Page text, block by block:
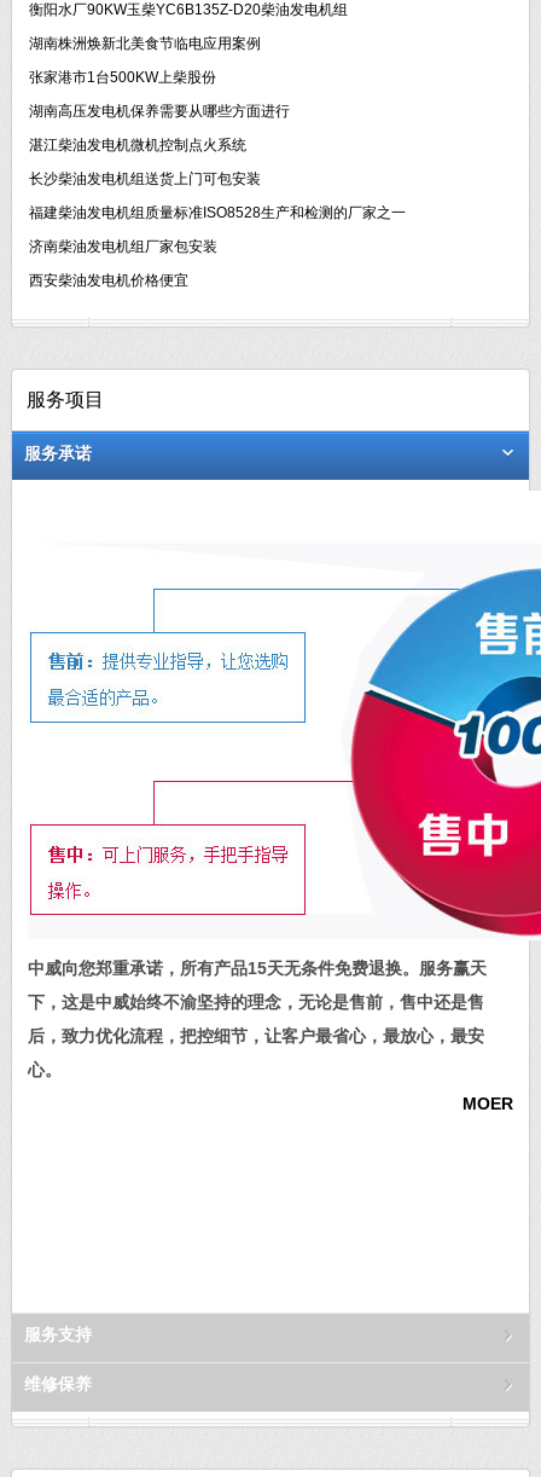
衡阳水厂90KW玉柴YC6B135Z-D20柴油发电机组
湖南株洲焕新北美食节临电应用案例
张家港市1台500KW上柴股份
湖南高压发电机保养需要从哪些方面进行
湛江柴油发电机微机控制点火系统
长沙柴油发电机组送货上门可包安装
福建柴油发电机组质量标准ISO8528生产和检测的厂家之一
济南柴油发电机组厂家包安装
西安柴油发电机价格便宜
服务项目
服务承诺
中威向您郑重承诺，所有产品15天无条件免费退换。服务赢天
下，这是中威始终不渝坚持的理念，无论是售前，售中还是售
后，致力优化流程，把控细节，让客户最省心，最放心，最安
心。
MOER
服务支持
维修保养